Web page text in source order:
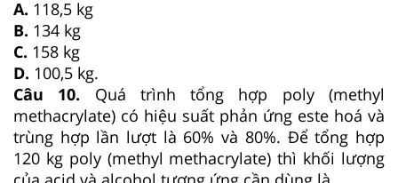
A. 118,5 kg
B. 134 kg
C. 158 kg
D. 100,5 kg.
Câu 10. Quá trình tổng hợp poly (methyl
methacrylate) có hiệu suất phản ứng este hoá và
trùng hợp lần lượt là 60% và 80%. Để tổng hợp
120 kg poly (methyl methacrylate) thì khối lượng